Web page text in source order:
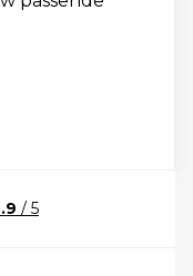
/ 5